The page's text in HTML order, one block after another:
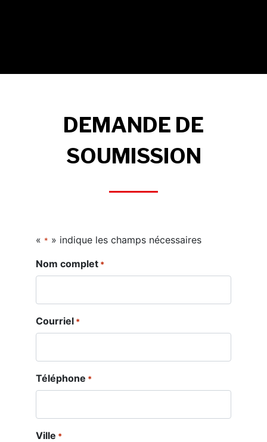
DEMANDE DE
SOUMISSION
« * » indique les champs nécessaires
Nom complet *
Courriel *
Téléphone *
Ville *